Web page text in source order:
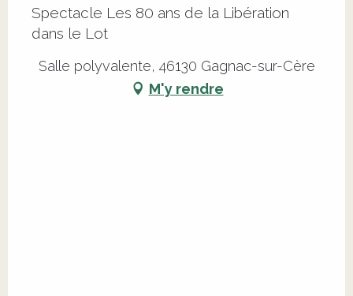
Spectacle Les 80 ans de la Libération
dans le Lot
Salle polyvalente, 46130 Gagnac-sur-Cère
M'y rendre